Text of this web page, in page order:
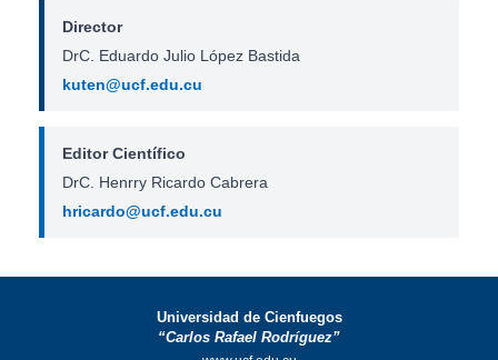
Director
DrC. Eduardo Julio López Bastida
kuten@ucf.edu.cu
Editor Científico
DrC. Henrry Ricardo Cabrera
hricardo@ucf.edu.cu
Universidad de Cienfuegos
“Carlos Rafael Rodríguez”